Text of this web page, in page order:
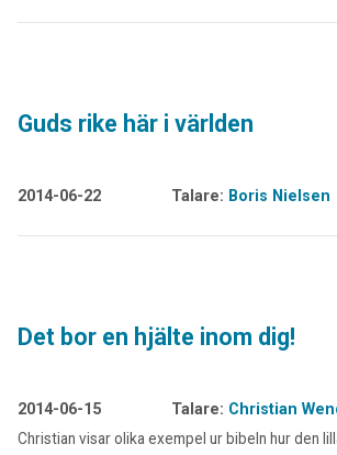
Guds rike här i världen
2014-06-22 Talare: Boris Nielsen
Det bor en hjälte inom dig!
2014-06-15 Talare: Christian
Christian visar olika exempel ur bibeln hur den